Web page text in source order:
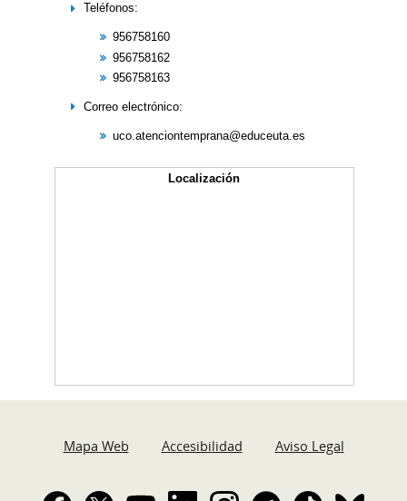
Teléfonos:
956758160
956758162
956758163
Correo electrónico:
uco.atenciontemprana@educeuta.es
Localización
Mapa Web Accesibilidad Aviso Legal